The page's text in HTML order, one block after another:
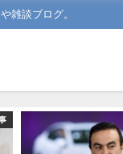
雑談ブログ。